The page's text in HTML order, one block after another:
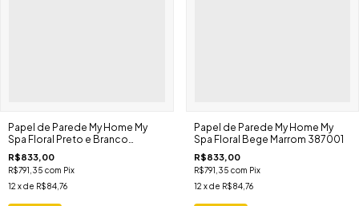
Spa Floral Preto e Branco
387002
R$833,00
R$791,35com
12 x deR$84,76
Spa Floral Bege Marrom 387001
R$833,00
R$791,35com
12x deR$84,76